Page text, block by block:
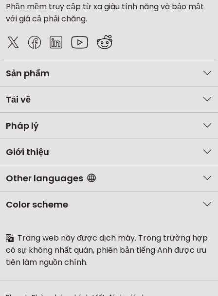
Phần mềm truy cập từ xa giàu tính năng và bảo mật
với giá cả phải chăng.
Sản phẩm
Tải về
Pháp lý
Giới thiệu
Other languages
Color scheme
Trang web này được dịch máy. Trong trường hợp
có sự không nhất quán, phiên bản tiếng Anh được ưu
tiên làm nguồn chính.